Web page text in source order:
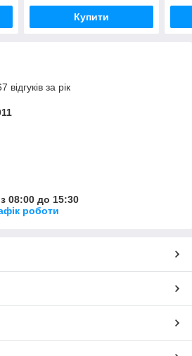
Купити
за рік
08:00 до 15:30
роботи